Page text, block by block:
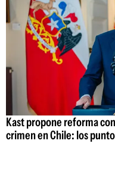
Kast propone reforma
crimen en Chile: los